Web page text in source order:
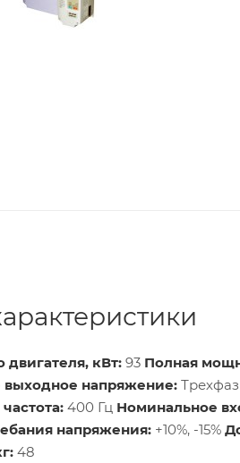
кВт: 93 Полная
напряжение:
400 Гц Номинальное
напряжения: +10%, -15%
48